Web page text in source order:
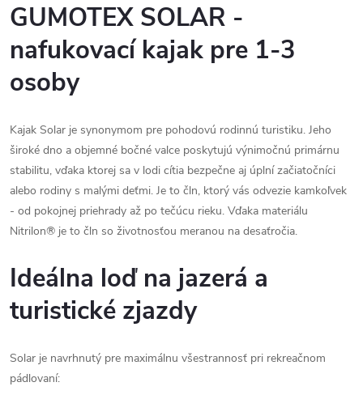
GUMOTEX SOLAR -
nafukovací kajak pre 1-3
osoby
Kajak Solar je synonymom pre pohodovú rodinnú turistiku. Jeho
široké dno a objemné bočné valce poskytujú výnimočnú primárnu
stabilitu, vďaka ktorej sa v lodi cítia bezpečne aj úplní začiatočníci
alebo rodiny s malými deťmi. Je to čln, ktorý vás odvezie kamkoľvek
- od pokojnej priehrady až po tečúcu rieku. Vďaka materiálu
Nitrilon® je to čln so životnosťou meranou na desaťročia.
Ideálna loď na jazerá a
turistické zjazdy
Solar je navrhnutý pre maximálnu všestrannosť pri rekreačnom
pádlovaní: